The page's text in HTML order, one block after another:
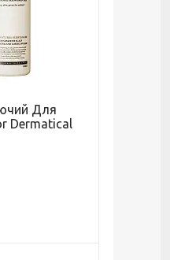
Для
Dermatical